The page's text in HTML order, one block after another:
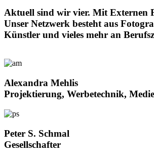
Aktuell sind wir vier. Mit Externen
Unser Netzwerk besteht aus
Künstler und vieles mehr an
Alexandra Mehlis
Projektierung, Werbetechnik,
Peter S. Schmal
Gesellschafter